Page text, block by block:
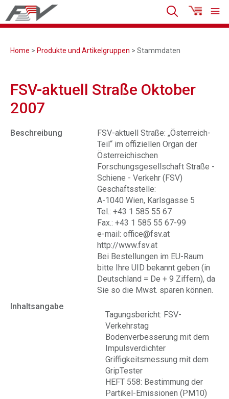
Home > Produkte und Artikelgruppen > Stammdaten
FSV-aktuell Straße Oktober
2007
Beschreibung
FSV-aktuell Straße: „Österreich-
Teil“ im offiziellen Organ der
Österreichischen
Forschungsgesellschaft Straße -
Schiene - Verkehr (FSV)
Geschäftsstelle:
A-1040 Wien, Karlsgasse 5
Tel.: +43 1 585 55 67
Fax.: +43 1 585 55 67-99
e-mail: office@fsv.at
http://www.fsv.at
Bei Bestellungen im EU-Raum
bitte Ihre UID bekannt geben (in
Deutschland = De + 9 Ziffern), da
Sie so die Mwst. sparen können.
Inhaltsangabe
Tagungsbericht: FSV-
Verkehrstag
Bodenverbesserung mit dem
Impulsverdichter
Griffigkeitsmessung mit dem
GripTester
HEFT 558: Bestimmung der
Partikel-Emissionen (PM10)